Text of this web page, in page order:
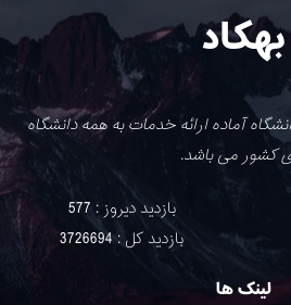
بهکاد
آماده ارائه خدمات به همه دانشگاه
کشور می باشد.
بازدید دیروز : 577
بازدید کل : 3726694
لینک ها